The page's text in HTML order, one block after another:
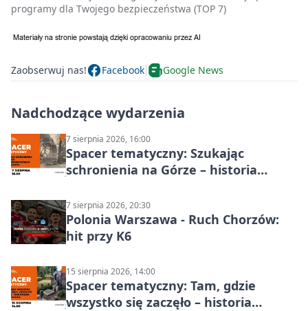
programy dla Twojego bezpieczeństwa (TOP 7)
Zaobserwuj nas! Facebook Google News
Nadchodzące wydarzenia
7 sierpnia 2026, 16:00
Spacer tematyczny: Szukając
schronienia na Górze – historia
7 sierpnia 2026, 20:30
Polonia Warszawa - Ruch Chorzów:
hit przy K6
15 sierpnia 2026, 14:00
Spacer tematyczny: Tam, gdzie
wszystko się zaczęło – historia